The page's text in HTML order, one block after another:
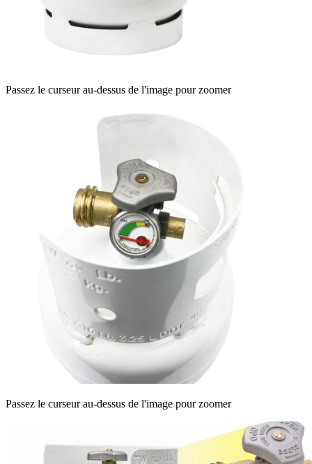
Passez le curseur au-dessus de l'image pour zoomer
Passez le curseur au-dessus de l'image pour zoomer